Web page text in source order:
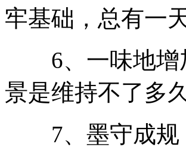
牢基础，总有一
6、一味地增
景是维持不了多
7、墨守成规